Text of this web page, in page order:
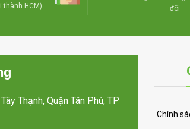
thành HCM)
đôi
Thạnh, Quận Tân Phú, TP
Chính